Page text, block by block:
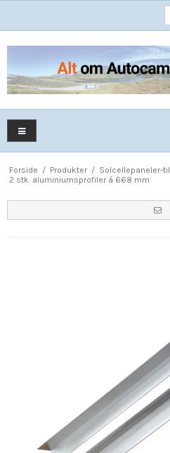
Forside / Produkter / Solcellepaneler-
2 stk. aluminiumsprofiler á 668 mm